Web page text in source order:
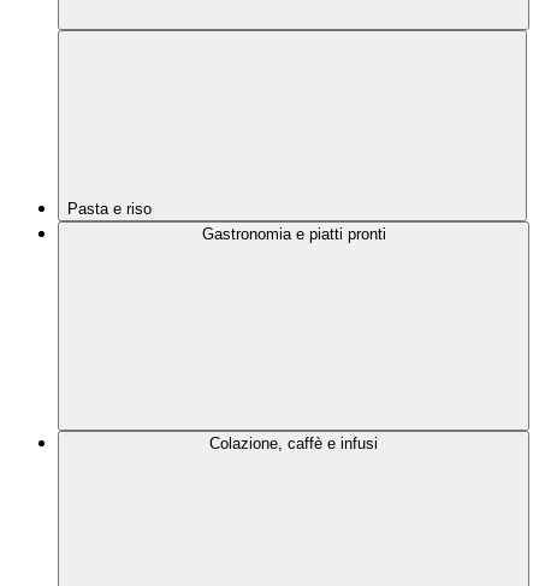
Pasta e riso
Gastronomia e piatti pronti
Colazione, caffè e infusi